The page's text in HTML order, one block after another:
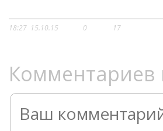
18:27 15.10.15 0 17
Комментариев